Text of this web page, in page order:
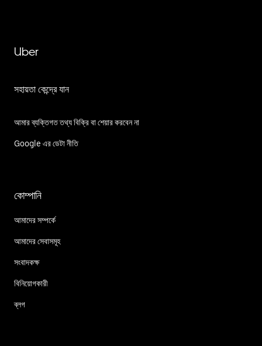
Uber
সহায়তা কেন্দ্রে যান
আমার ব্যক্তিগত তথ্য বিক্রি বা শেয়ার করবেন না
Google এর ডেটা নীতি
কোম্পানি
আমাদের সম্পর্কে
আমাদের সেবাসমূহ
সংবাদকক্ষ
বিনিয়োগকারী
ব্লগ